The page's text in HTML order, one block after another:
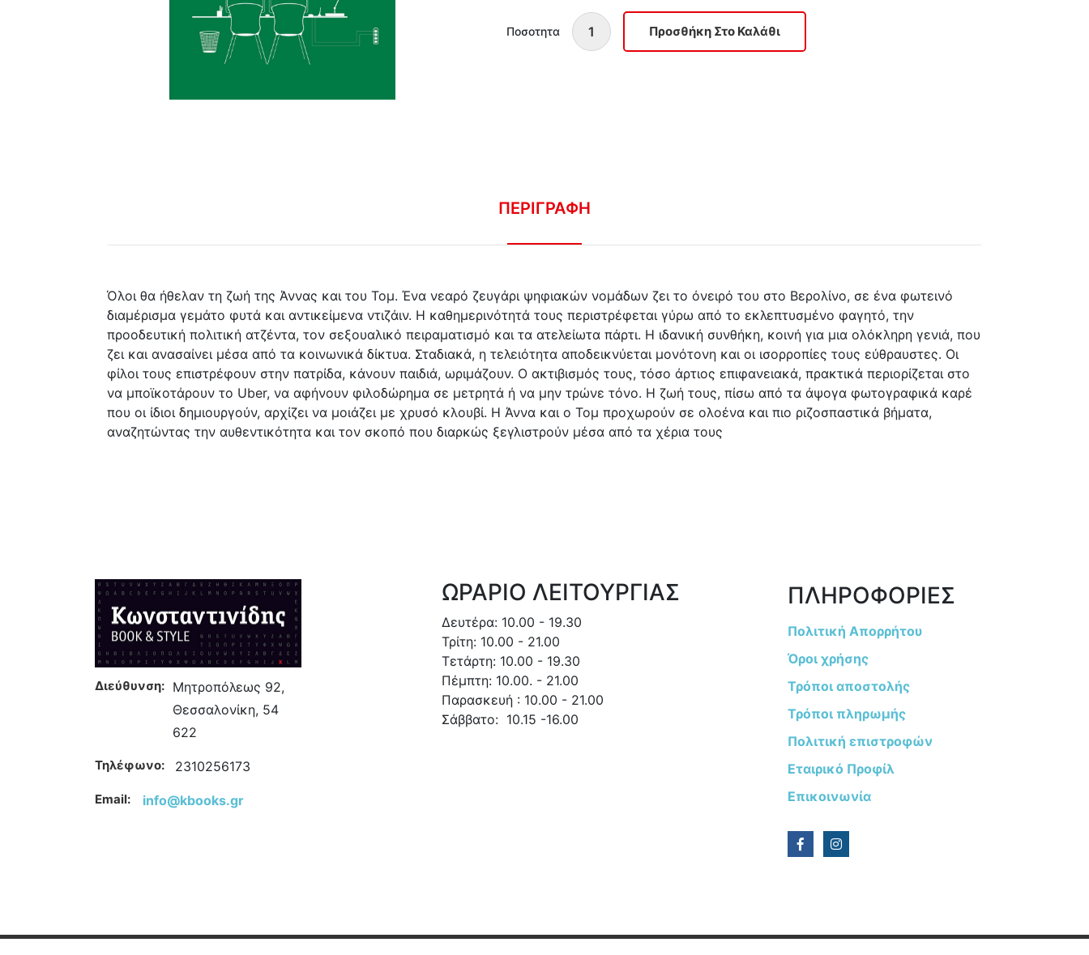
Ποσοτητα
ΠΕΡΙΓΡΑΦΗ
Όλοι θα ήθελαν τη ζωή της Άννας και του Τομ. Ένα νεαρό ζευγάρι ψηφιακών νομάδων ζει το όνειρό του στο Βερολίνο, σε ένα φωτεινό
διαμέρισμα γεμάτο φυτά και αντικείμενα ντιζάιν. Η καθημερινότητά τους περιστρέφεται γύρω από το εκλεπτυσμένο φαγητό, την
προοδευτική πολιτική ατζέντα, τον σεξουαλικό πειραματισμό και τα ατελείωτα πάρτι. Η ιδανική συνθήκη, κοινή για μια ολόκληρη γενιά, που
ζει και ανασαίνει μέσα από τα κοινωνικά δίκτυα. Σταδιακά, η τελειότητα αποδεικνύεται μονότονη και οι ισορροπίες τους εύθραυστες. Οι
φίλοι τους επιστρέφουν στην πατρίδα, κάνουν παιδιά, ωριμάζουν. Ο ακτιβισμός τους, τόσο άρτιος επιφανειακά, πρακτικά περιορίζεται στο
να μποϊκοτάρουν το Uber, να αφήνουν φιλοδώρημα σε μετρητά ή να μην τρώνε τόνο. Η ζωή τους, πίσω από τα άψογα φωτογραφικά καρέ
που οι ίδιοι δημιουργούν, αρχίζει να μοιάζει με χρυσό κλουβί. Η Άννα και ο Τομ προχωρούν σε ολοένα και πιο ριζοσπαστικά βήματα,
αναζητώντας την αυθεντικότητα και τον σκοπό που διαρκώς ξεγλιστρούν μέσα από τα χέρια τους
Διεύθυνση: Μητροπόλεως 92,
Θεσσαλονίκη, 54
622
Τηλέφωνο: 2310256173
Email: info@kbooks.gr
ΩΡΑΡΙΟ ΛΕΙΤΟΥΡΓΙΑΣ
Δευτέρα: 10.00 - 19.30
Τρίτη: 10.00 - 21.00
Τετάρτη: 10.00 - 19.30
Πέμπτη: 10.00. - 21.00
Παρασκευή : 10.00 - 21.00
Σάββατο: 10.15 -16.00
ΠΛΗΡΟΦΟΡΙΕΣ
Πολιτική Απορρήτου
Όροι χρήσης
Τρόποι αποστολής
Τρόποι πληρωμής
Πολιτική επιστροφών
Εταιρικό Προφίλ
Επικοινωνία